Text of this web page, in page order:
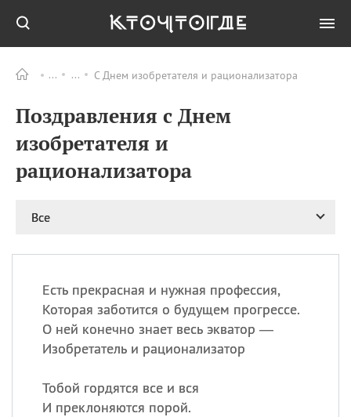
С Днем изобретателя и рационализатора
Поздравления с Днем
изобретателя и
рационализатора
Все
Есть прекрасная и нужная профессия,
Которая заботится о будущем прогрессе.
О ней конечно знает весь экватор —
Изобретатель и рационализатор
Тобой гордятся все и вся
И преклоняются порой.
ПРАЗДНИКИ Все
09.08 День памяти
11.08
покровительницы
телевидения
ИМЕНА